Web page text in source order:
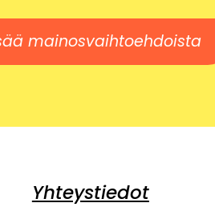
mainosvaihtoehdoista
Yhteystiedot